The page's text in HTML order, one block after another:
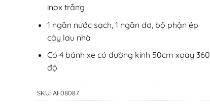
inox trắng
1 ngăn nước sạch, 1 ngăn dơ, bộ phận ép
cây lau nhà
Có 4 bánh xe có đường kính 50cm xoay 360
độ
SKU: AF08087